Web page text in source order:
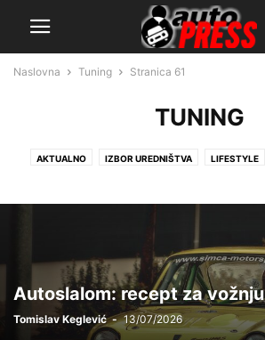
Naslovna Tuning Stranica 61
TUNING
AKTUALNO IZBOR UREDNIŠTVA LIFESTYLE
Autoslalom: recept za vožnju
Tomislav Keglević - 13/07/2026